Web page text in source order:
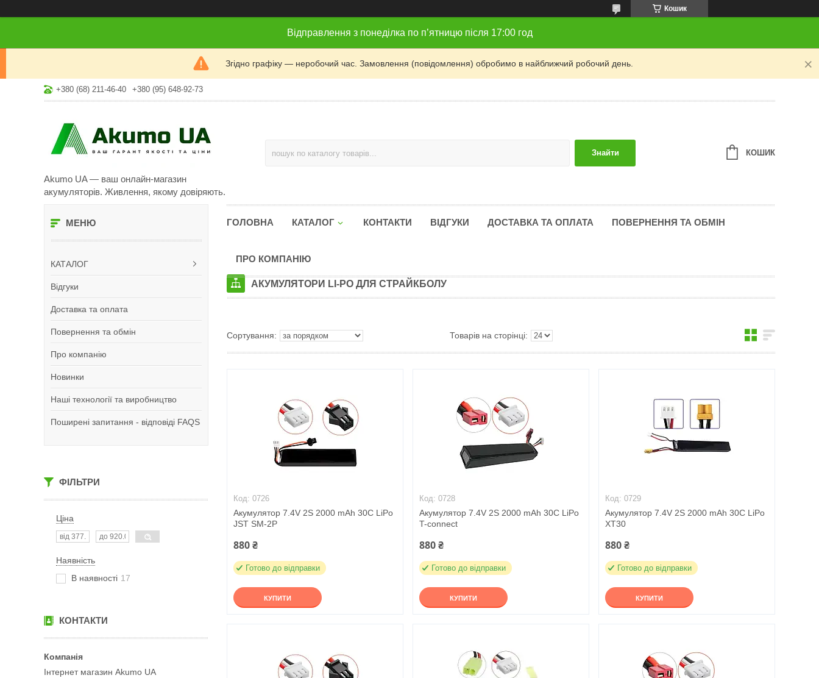
Кошик
Відправлення з понеділка по п’ятницю після 17:00 год
Згідно графіку — неробочий час. Замовлення (повідомлення) обробимо в найближчий робочий день.
+380 (68) 211-46-40 +380 (95) 648-92-73
Akumo UA — ваш онлайн-магазин
акумуляторів. Живлення, якому довіряють.
Знайти КОШИК
КАТАЛОГ
Відгуки
Доставка та оплата
Повернення та обмін
Про компанію
Новинки
Наші технології та виробництво
Поширені запитання - відповіді FAQS
ФІЛЬТРИ
Ціна
Наявність
В наявності 17
КОНТАКТИ
Інтернет магазин Akumo UA
ГОЛОВНА КАТАЛОГ КОНТАКТИ ВІДГУКИ ДОСТАВКА ТА ОПЛАТА ПОВЕРНЕННЯ ТА ОБМІН
ПРО КОМПАНІЮ
АКУМУЛЯТОРИ LI-PO ДЛЯ СТРАЙКБОЛУ
0726
Акумулятор 7.4V 2S 2000 mAh 30C LiPo
JST SM-2P
880 ₴
Готово до відправки
КУПИТИ
0728
Акумулятор 7.4V 2S 2000 mAh 30C LiPo
T-connect
880 ₴
Готово до відправки
КУПИТИ
0729
Акумулятор 7.4V 2S 2000 mAh 30C LiPo
XT30
880 ₴
Готово до відправки
КУПИТИ